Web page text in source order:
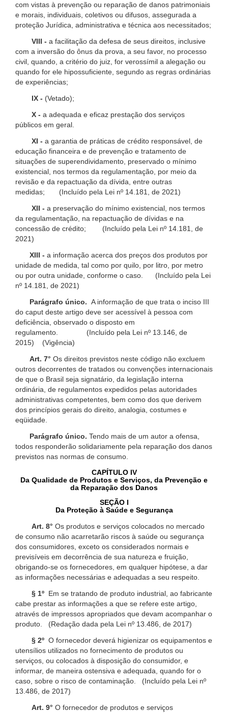
com vistas à prevenção ou reparação de danos patrimoniais
e morais, individuais, coletivos ou difusos, assegurada a
proteção Jurídica, administrativa e técnica aos necessitados;
VIII - a facilitação da defesa de seus direitos, inclusive
com a inversão do ônus da prova, a seu favor, no processo
civil, quando, a critério do juiz, for verossímil a alegação ou
quando for ele hipossuficiente, segundo as regras ordinárias
de experiências;
IX - (Vetado);
X - a adequada e eficaz prestação dos serviços
públicos em geral.
XI - a garantia de práticas de crédito responsável, de
educação financeira e de prevenção e tratamento de
situações de superendividamento, preservado o mínimo
existencial, nos termos da regulamentação, por meio da
revisão e da repactuação da dívida, entre outras
medidas; (Incluído pela Lei nº 14.181, de 2021)
XII - a preservação do mínimo existencial, nos termos
da regulamentação, na repactuação de dívidas e na
concessão de crédito; (Incluído pela Lei nº 14.181, de
2021)
XIII - a informação acerca dos preços dos produtos por
unidade de medida, tal como por quilo, por litro, por metro
ou por outra unidade, conforme o caso. (Incluído pela Lei
nº 14.181, de 2021)
Parágrafo único. A informação de que trata o inciso III
do caput deste artigo deve ser acessível à pessoa com
deficiência, observado o disposto em
regulamento. (Incluído pela Lei nº 13.146, de
2015) (Vigência)
Art. 7° Os direitos previstos neste código não excluem
outros decorrentes de tratados ou convenções internacionais
de que o Brasil seja signatário, da legislação interna
ordinária, de regulamentos expedidos pelas autoridades
administrativas competentes, bem como dos que derivem
dos princípios gerais do direito, analogia, costumes e
eqüidade.
Parágrafo único. Tendo mais de um autor a ofensa,
todos responderão solidariamente pela reparação dos danos
previstos nas normas de consumo.
CAPÍTULO IV
Da Qualidade de Produtos e Serviços, da Prevenção e
da Reparação dos Danos
SEÇÃO I
Da Proteção à Saúde e Segurança
Art. 8° Os produtos e serviços colocados no mercado
de consumo não acarretarão riscos à saúde ou segurança
dos consumidores, exceto os considerados normais e
previsíveis em decorrência de sua natureza e fruição,
obrigando-se os fornecedores, em qualquer hipótese, a dar
as informações necessárias e adequadas a seu respeito.
§ 1º Em se tratando de produto industrial, ao fabricante
cabe prestar as informações a que se refere este artigo,
através de impressos apropriados que devam acompanhar o
produto. (Redação dada pela Lei nº 13.486, de 2017)
§ 2º O fornecedor deverá higienizar os equipamentos e
utensílios utilizados no fornecimento de produtos ou
serviços, ou colocados à disposição do consumidor, e
informar, de maneira ostensiva e adequada, quando for o
caso, sobre o risco de contaminação. (Incluído pela Lei nº
13.486, de 2017)
Art. 9° O fornecedor de produtos e serviços